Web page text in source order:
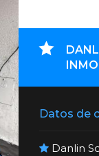
Datos de
Danlin